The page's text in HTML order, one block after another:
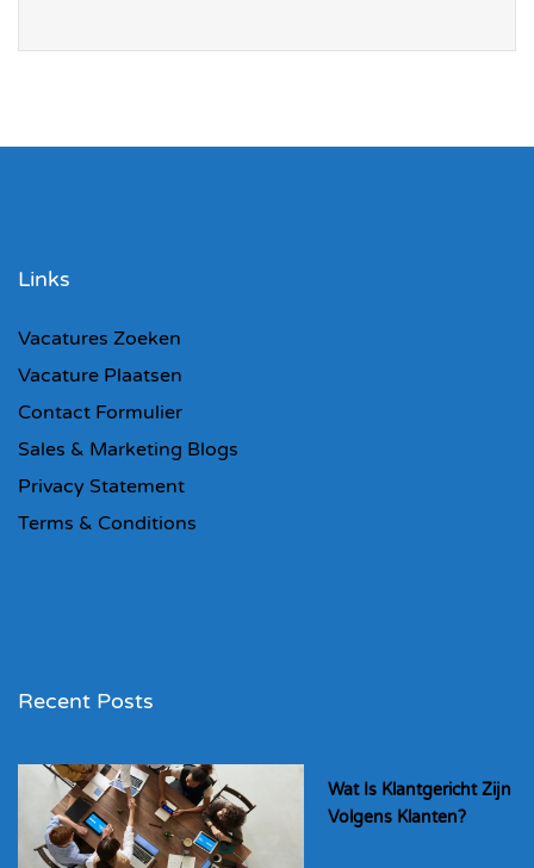
Links
Vacatures Zoeken
Vacature Plaatsen
Contact Formulier
Sales & Marketing Blogs
Privacy Statement
Terms & Conditions
Recent Posts
Wat Is Klantgericht Zijn
Volgens Klanten?